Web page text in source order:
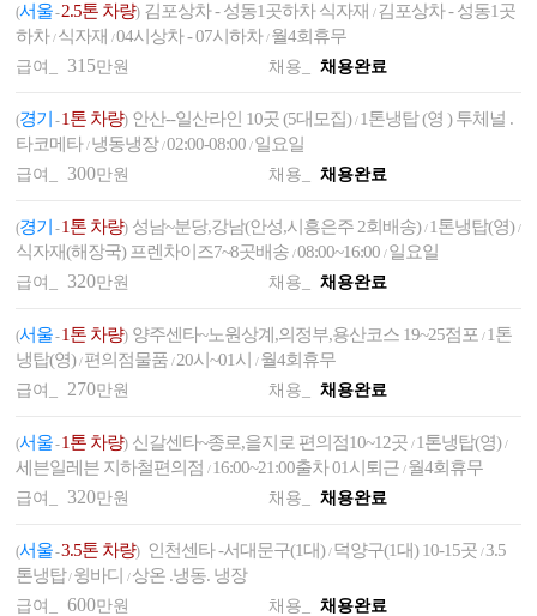
(서울-2.5톤 차량) 김포상차 - 성동1곳하차 식자재/ 김포상차 - 성동1곳
하차/ 식자재/04시상차 - 07시하차/ 월4회휴무
급여_ 315만원 채용_ 채용완료
(경기 -1톤 차량) 안산--일산라인 10곳 (5대모집)/ 1톤냉탑 (영 ) 투체널 .
타코메타/ 냉동냉장/02:00-08:00/ 일요일
급여_ 300만원 채용_ 채용완료
(경기 -1톤 차량) 성남~분당,강남(안성,시흥은주 2회배송)/ 1톤냉탑(영)/
식자재(해장국) 프렌차이즈7~8곳배송/08:00~16:00/ 일요일
급여_ 320만원 채용_ 채용완료
(서울-1톤 차량) 양주센타~노원상계,의정부,용산코스 19~25점포/ 1톤
냉탑(영)/ 편의점물품/ 20시~01시/ 월4회휴무
급여_270만원 채용_ 채용완료
(서울-1톤 차량) 신갈센타~종로,을지로 편의점10~12곳/ 1톤냉탑(영)/
세븐일레븐 지하철편의점/ 16:00~21:00출차 01시퇴근/ 월4회휴무
급여_ 320만원 채용_ 채용완료
(서울-3.5톤 차량) 인천센타 -서대문구(1대)/ 덕양구(1대) 10-15곳/3.5
톤냉탑/ 윙바디/ 상온 .냉동. 냉장
급여_600만원 채용_ 채용완료